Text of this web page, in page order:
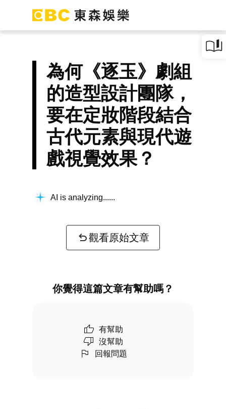
為何《逐玉》劇組
的造型設計團隊，
要在定妝階段結合
古代元素與現代遊
戲視覺效果？
AI is analyzing...
觀看原始文章
你覺得這篇文章有幫助嗎？
有幫助
沒幫助
回報問題